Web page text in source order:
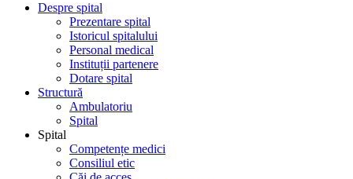
Despre spital
Prezentare spital
Istoricul spitalului
Personal medical
Instituții partenere
Dotare spital
Structură
Ambulatoriu
Spital
Spital
Competențe medici
Consiliul etic